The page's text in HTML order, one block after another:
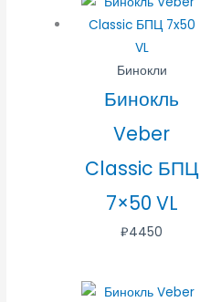
Бинокли
Бинокль
Veber
Classic БПЦ
7×50 VL
₽4450